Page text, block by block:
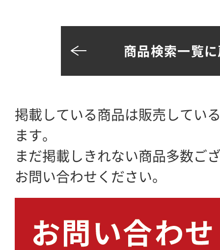
商品検索一覧
掲載している商品は販売してい
ます。
まだ掲載しきれない商品多数ご
お問い合わせください。